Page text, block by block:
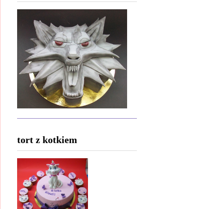
tort z kotkiem